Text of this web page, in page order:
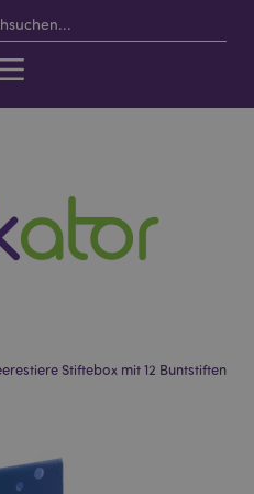
Stiftebox mit 12 Buntstiften